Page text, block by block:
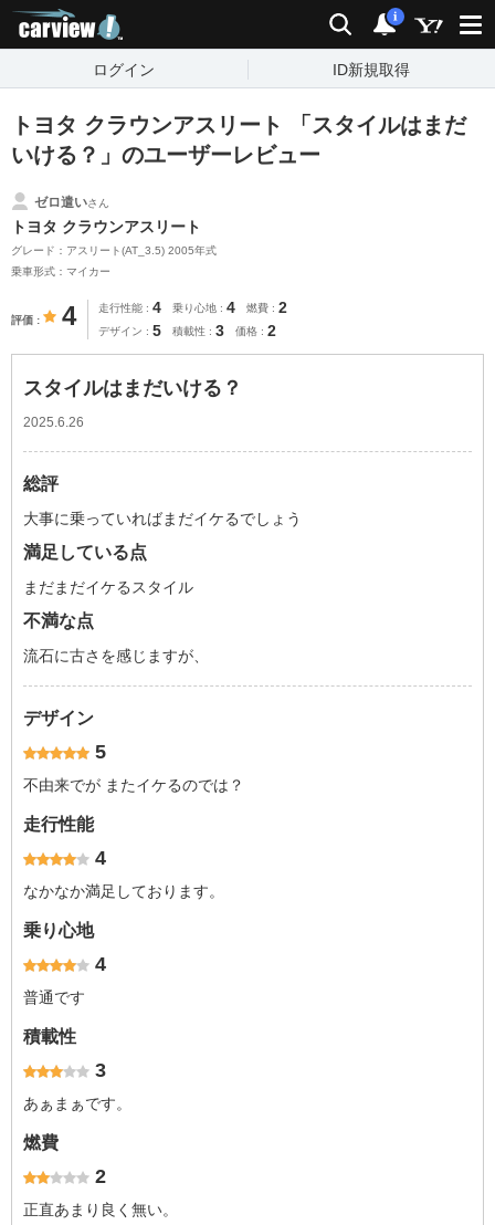
検索 通知
i
ログイン ID新規取得
トヨタ クラウンアスリート 「スタイルはまだ
いける？」のユーザーレビュー
ゼロ遣いさん
トヨタ クラウンアスリート
グレード：アスリート(AT_3.5) 2005年式
乗車形式：マイカー
評価 4 走行性能 4 乗り心地 4 燃費 2
デザイン 5 積載性 3 価格 2
スタイルはまだいける？
2025.6.26
総評
大事に乗っていればまだイケるでしょう
満足している点
まだまだイケるスタイル
不満な点
流石に古さを感じますが、
デザイン
5
不由来でが またイケるのでは？
走行性能
4
なかなか満足しております。
乗り心地
4
普通です
積載性
3
あぁまぁです。
燃費
2
正直あまり良く無い。